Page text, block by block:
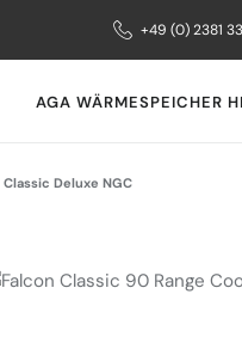
+49 (0) 2381
AGA WÄRMESPEICHER
Classic Deluxe NGC